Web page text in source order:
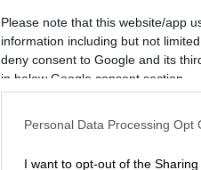
Please note that this website/app
information including but not
deny consent to Google and its
in below Google consent section.
Personal Data Processing Opt
I want to opt-out of the
Ελλάδα|
Φωτιά